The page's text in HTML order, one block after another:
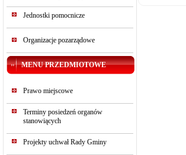
Jednostki pomocnicze
Organizacje pozarządowe
MENU PRZEDMIOTOWE
Prawo miejscowe
Terminy posiedzeń organów
stanowiących
Projekty uchwał Rady Gminy